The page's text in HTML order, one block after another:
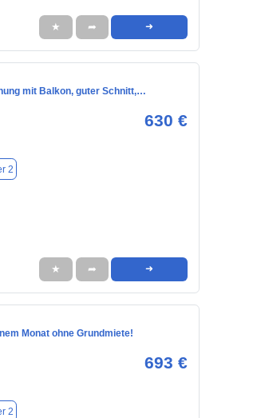
★ ➦ ➜
mit Balkon, guter Schnitt,…
630 €
2
★ ➦ ➜
Monat ohne Grundmiete!
693 €
2